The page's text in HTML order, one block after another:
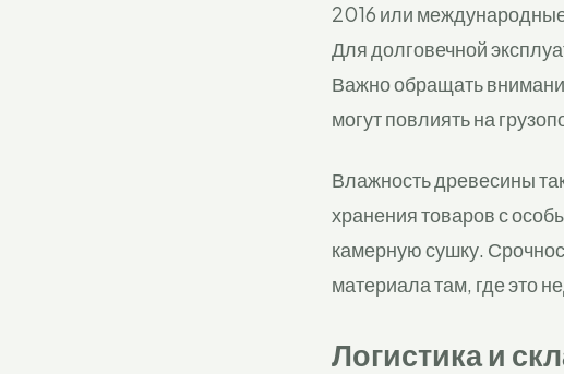
2016 или
Для долговечной
Важно обращать
могут повлиять на
Влажность древесины
хранения товаров с
камерную сушку.
материала там, где это
Логистика и